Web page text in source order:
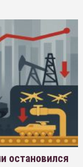
остановился